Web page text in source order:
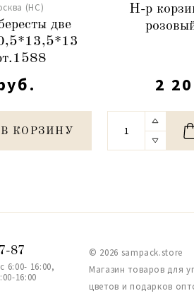
(НС)
две
В КОРЗИНУ
Н-р
2
87
6:00- 16:00,
16:00
© 2026 sampack.store
Магазин товаров для
цветов и подарков